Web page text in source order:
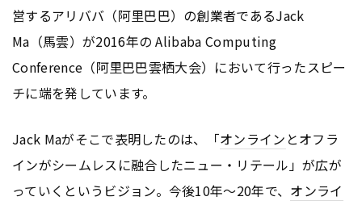
営するアリババ（阿里巴巴）の創業者であるJack
Ma（馬雲）が2016年の Alibaba Computing
Conference（阿里巴巴雲栖大会）において行ったスピー
チに端を発しています。
Jack Maがそこで表明したのは、「オンライン とオフラ
インがシームレスに融合したニュー・リテール」が広が
っていくというビジョン。今後10年〜20年で、 オンライ